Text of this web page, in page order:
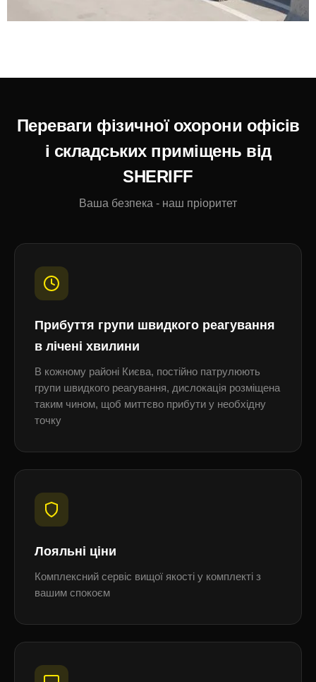
Переваги фізичної охорони офісів
і складських приміщень від
SHERIFF
Ваша безпека - наш пріоритет
Прибуття групи швидкого реагування
в лічені хвилини
В кожному районі Києва, постійно патрулюють
групи швидкого реагування, дислокація розміщена
таким чином, щоб миттєво прибути у необхідну
точку
Лояльні ціни
Комплексний сервіс вищої якості у комплекті з
вашим спокоєм